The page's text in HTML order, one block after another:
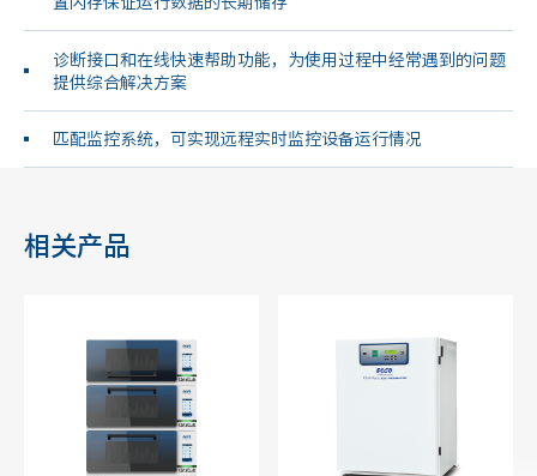
诊断接口和在线快速帮助功能，为使用过程中经常遇到的问题
提供综合解决方案
匹配监控系统，可实现远程实时监控设备运行情况
相关产品